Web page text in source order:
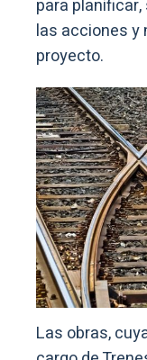
para
las acciones y
proyecto.
Las obras,